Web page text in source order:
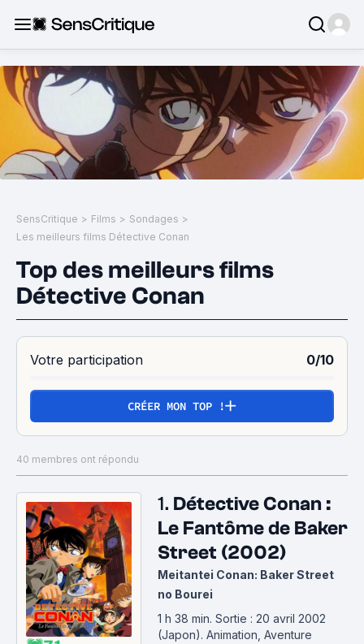
SensCritique > Films > Sondages >
Les meilleurs films Détective Conan
Top des meilleurs films
Détective Conan
Votre participation 0/10
CRÉER MON TOP !
40 membres ont répondu
1. Détective Conan :
Le Fantôme de Baker
Street (2002)
Meitantei Conan: Baker Street
no Bourei
1 h 38 min. Sortie : 20 avril 2002
(Japon). Animation, Aventure